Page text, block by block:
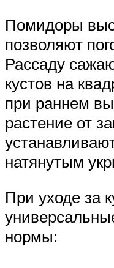
Помидоры
позволяют
Рассаду
кустов на
при раннем
растение от
натянутым
При уходе за
нормы: